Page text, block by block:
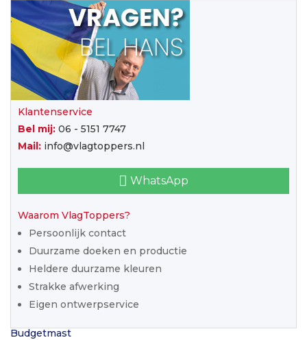
Klantenservice
Bel mij: 06 - 5151 7747
Mail: info@vlagtoppers.nl
WhatsApp
Waarom VlagToppers?
Persoonlijk contact
Duurzame doeken en productie
Heldere duurzame kleuren
Strakke afwerking
Eigen ontwerpservice
Budgetmast